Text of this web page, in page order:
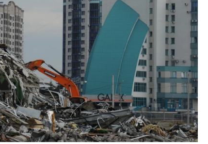
архитектурных идей.
директор компании
эстетике городов,
в фасадах и развитии рынка
Архитектурный код
земли. Мощение
плитами становится
стандартом
СТРОИТЕЛЬСТВО